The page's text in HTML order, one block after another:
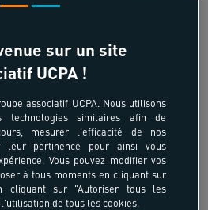
Kayak de mer
Trek-Randonnée pédestre
sur un site
UCPA !
associatif UCPA. Nous utilisons
technologies similaires afin de
mesurer l'efficacité de nos
leur pertinence pour ainsi vous
Vous pouvez modifier vos
à tous moments en cliquant sur
cliquant sur "Autoriser tous les
de tous les cookies.